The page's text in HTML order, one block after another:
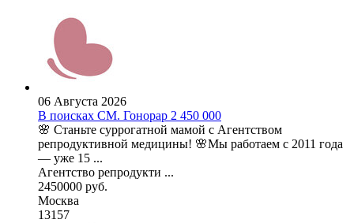
06 Августа 2026
В поисках СМ. Гонорар 2 450 000
🌸 Станьте суррогатной мамой с Агентством
репродуктивной медицины! 🌸Мы работаем с 2011 года
— уже 15 ...
Агентство репродукти ...
2450000 руб.
Москва
13157